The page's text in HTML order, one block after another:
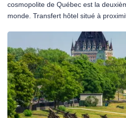
cosmopolite de Québec est la
monde. Transfert hôtel situé à